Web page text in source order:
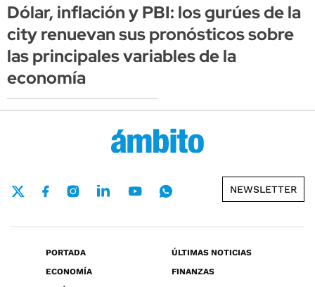
Dólar, inflación y PBI: los gurúes de la
city renuevan sus pronósticos sobre
las principales variables de la
economía
NEWSLETTER
PORTADA
ÚLTIMAS NOTICIAS
ECONOMÍA
FINANZAS